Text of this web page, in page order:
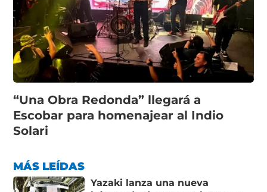
“Una Obra Redonda” llegará a
Escobar para homenajear al Indio
Solari
MÁS LEÍDAS
Yazaki lanza una nueva